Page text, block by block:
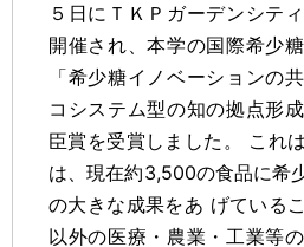
５日にＴＫＰガーデンシテ
開催され、本学の国際希少
「希少糖イノベーションの
コシステム型の知の拠点形
臣賞を受賞しました。 これ
は、現在約3,500の食品に希
の大きな成果をあ げている
以外の医療・農業・工業等